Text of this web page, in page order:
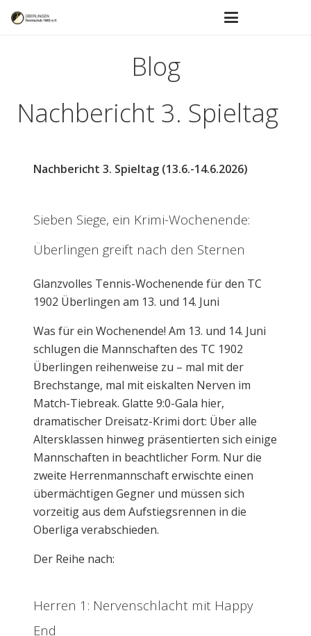
Blog
Nachbericht 3. Spieltag
Nachbericht 3. Spieltag (13.6.-14.6.2026)
Sieben Siege, ein Krimi-Wochenende:
Überlingen greift nach den Sternen
Glanzvolles Tennis-Wochenende für den TC
1902 Überlingen am 13. und 14. Juni
Was für ein Wochenende! Am 13. und 14. Juni
schlugen die Mannschaften des TC 1902
Überlingen reihenweise zu – mal mit der
Brechstange, mal mit eiskalten Nerven im
Match-Tiebreak. Glatte 9:0-Gala hier,
dramatischer Dreisatz-Krimi dort: Über alle
Altersklassen hinweg präsentierten sich einige
Mannschaften in beachtlicher Form. Nur die
zweite Herrenmannschaft erwischte einen
übermächtigen Gegner und müssen sich
vorzeitig aus dem Aufstiegsrennen in die
Oberliga verabschieden.
Der Reihe nach:
Herren 1: Nervenschlacht mit Happy
End